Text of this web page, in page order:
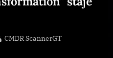
By
CMDR ScannerGT